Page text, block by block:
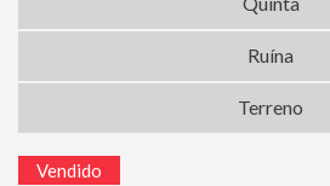
Ruína
Terreno
Vendido